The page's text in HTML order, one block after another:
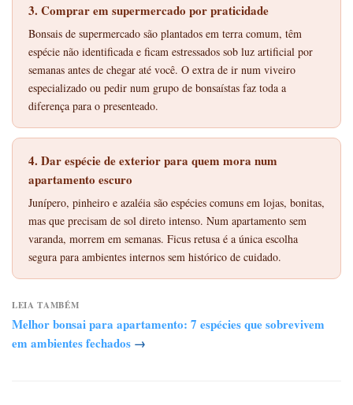
3. Comprar em supermercado por praticidade
Bonsais de supermercado são plantados em terra comum, têm
espécie não identificada e ficam estressados sob luz artificial por
semanas antes de chegar até você. O extra de ir num viveiro
especializado ou pedir num grupo de bonsaístas faz toda a
diferença para o presenteado.
4. Dar espécie de exterior para quem mora num
apartamento escuro
Junípero, pinheiro e azaléia são espécies comuns em lojas, bonitas,
mas que precisam de sol direto intenso. Num apartamento sem
varanda, morrem em semanas. Ficus retusa é a única escolha
segura para ambientes internos sem histórico de cuidado.
LEIA TAMBÉM
Melhor bonsai para apartamento: 7 espécies que sobrevivem
em ambientes fechados →